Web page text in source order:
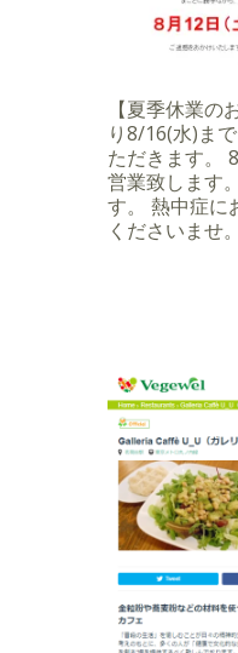
【夏季休業の
り8/16(水)ま
ただきます。
営業致します
す。 熱中症に
くださいませ